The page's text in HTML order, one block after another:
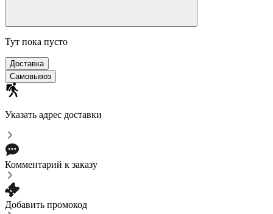
Тут пока пусто
Доставка
Самовывоз
Указать адрес доставки
Комментарий к заказу
Добавить промокод